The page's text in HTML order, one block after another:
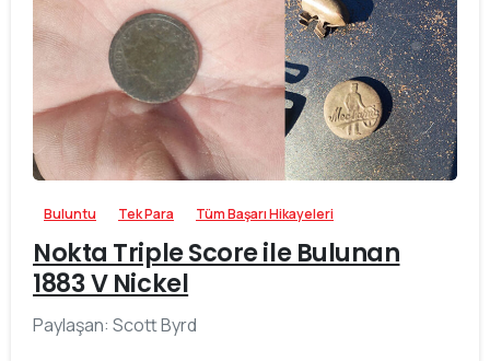
0 -
Buluntu Tek Para Tüm Başarı Hikayeleri
Nokta Triple Score ile Bulunan
1883 V Nickel
Paylaşan: Scott Byrd